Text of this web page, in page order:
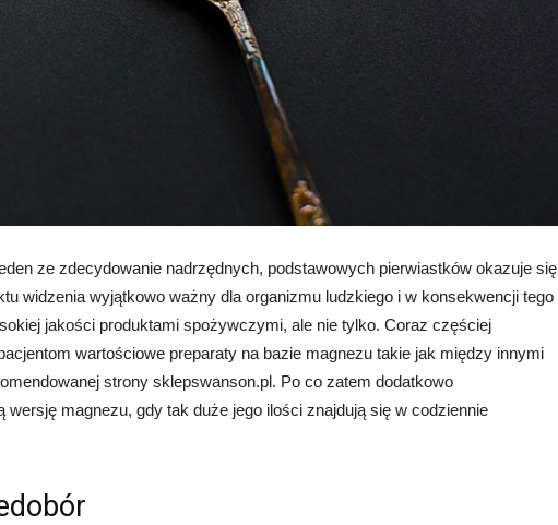
ze zdecydowanie nadrzędnych, podstawowych pierwiastków okazuje się
widzenia wyjątkowo ważny dla organizmu ludzkiego i w konsekwencji tego
jakości produktami spożywczymi, ale nie tylko. Coraz częściej
wartościowe preparaty na bazie magnezu takie jak między innymi
strony sklepswanson.pl. Po co zatem dodatkowo
wersję magnezu, gdy tak duże jego ilości znajdują się w codziennie